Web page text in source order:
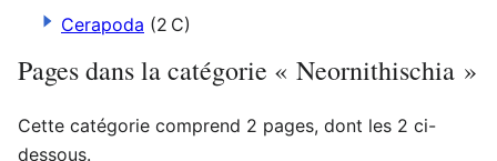
Cerapoda (2 C)
Pages dans la catégorie « Neornithischia »
Cette catégorie comprend 2 pages, dont les 2 ci-
dessous.